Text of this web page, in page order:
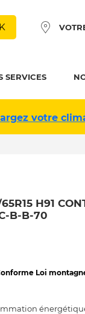
SERVICES
votre
H91
B-B-70
Loi